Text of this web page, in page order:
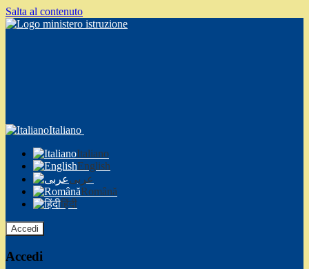
Salta al contenuto
Italiano
Italiano
English
عربى
Română
हिंदी
Accedi
Accedi